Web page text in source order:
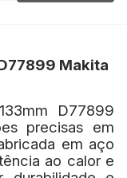
Makita
D77899
precisas em
em aço
ao calor e